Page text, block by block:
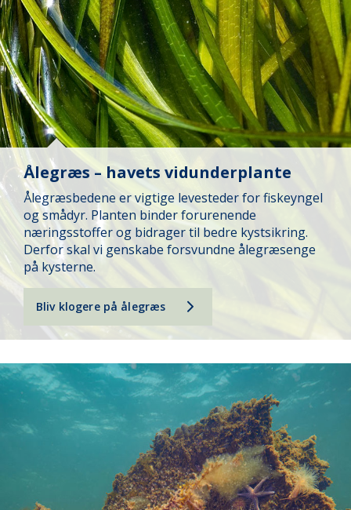
Ålegræs – havets vidunderplante
Ålegræsbedene er vigtige levesteder for fiskeyngel
og smådyr. Planten binder forurenende
næringsstoffer og bidrager til bedre kystsikring.
Derfor skal vi genskabe forsvundne ålegræsenge
på kysterne.
Bliv klogere på ålegræs